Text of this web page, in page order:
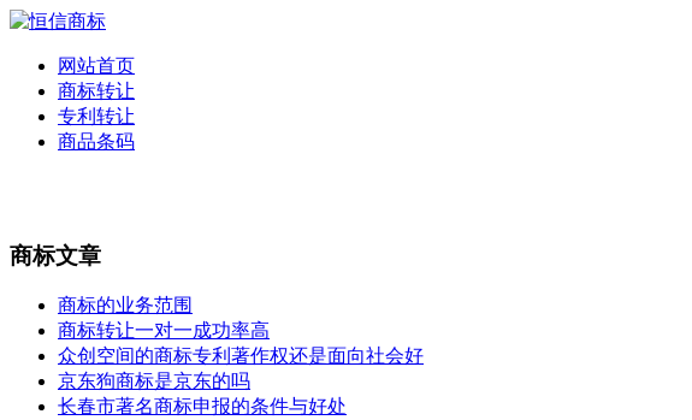
网站首页
商标转让
专利转让
商品条码
商标文章
商标的业务范围
商标转让一对一成功率高
众创空间的商标专利著作权还是面向社会好
京东狗商标是京东的吗
长春市著名商标申报的条件与好处